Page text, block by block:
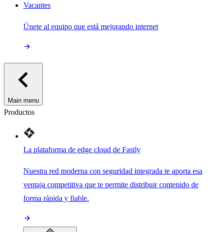
Vacantes
Únete al equipo que está mejorando internet
Main menu
Productos
La plataforma de edge cloud de Fastly
Nuestra red moderna con seguridad integrada te aporta esa
ventaja competitiva que te permite distribuir contenido de
forma rápida y fiable.